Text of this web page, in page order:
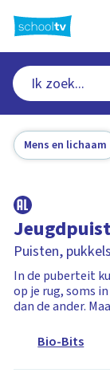
naar
hoofdinhoud
Mens en lichaam
Puisten,
In de puberteit
op je rug, soms
dan de ander.
Bio-Bits